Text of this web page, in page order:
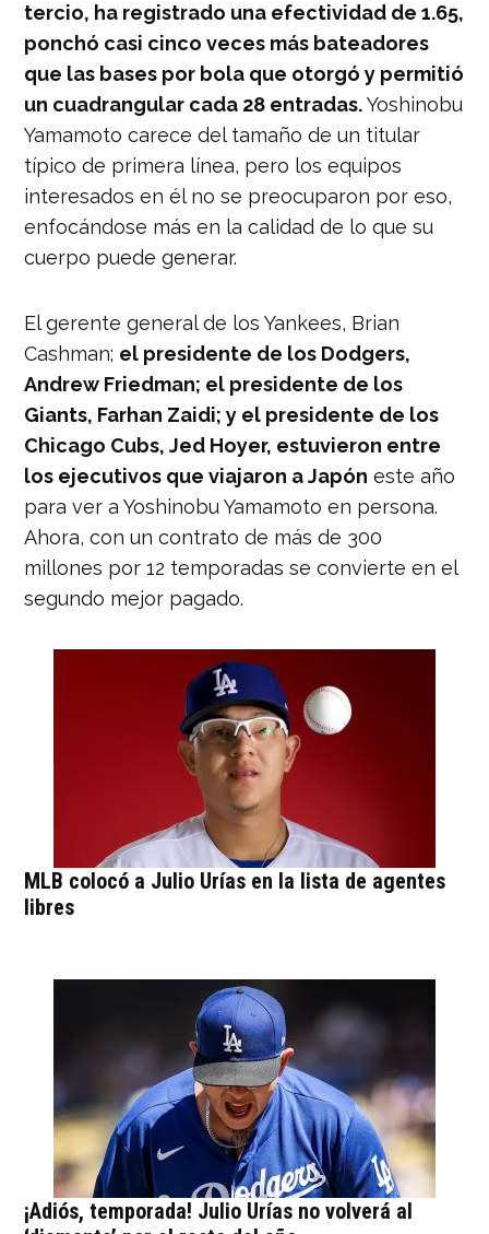
tercio, ha registrado una efectividad de 1.65,
ponchó casi cinco veces más bateadores
que las bases por bola que otorgó y permitió
un cuadrangular cada 28 entradas.Yoshinobu
Yamamoto carece del tamaño de un titular
típico de primera línea, pero los equipos
interesados en él no se preocuparon por eso,
enfocándose más en la calidad de lo que su
cuerpo puede generar.
El gerente general de los Yankees, Brian
Cashman; el presidente de los Dodgers,
Andrew Friedman; el presidente de los
Giants, Farhan Zaidi; y el presidente de los
Chicago Cubs, Jed Hoyer, estuvieron entre
los ejecutivos que viajaron a Japón este año
para ver a Yoshinobu Yamamoto en persona.
Ahora, con un contrato de más de 300
millones por 12 temporadas se convierte en el
segundo mejor pagado.
MLB colocó a Julio Urías en la lista de agentes
libres
¡Adiós, temporada! Julio Urías no volverá al